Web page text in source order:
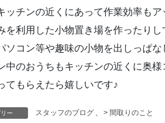
ッチンの近くにあって作業効率もア
を利用した小物置き場を作ったりし
ソコン等や趣味の小物を出しっぱな
中のおうちもキッチンの近くに奥様
てもらえたら嬉しいです♪
ー スタッフのブログ 、 > 間取りのこと